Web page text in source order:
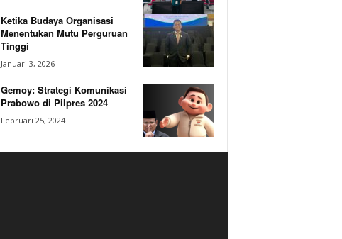
Ketika Budaya Organisasi
Menentukan Mutu Perguruan
Tinggi
Januari 3, 2026
Gemoy: Strategi Komunikasi
Prabowo di Pilpres 2024
Februari 25, 2024